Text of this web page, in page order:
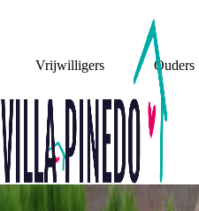
Vrijwilligers Ouders